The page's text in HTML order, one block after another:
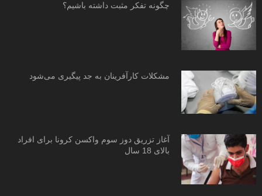
چگونه تفکر مثبت داشته باشیم؟
مشکلات کارآفرینان به جد پیگیری می‌شود
آغاز تزریق دوز سوم واکسن کرونا برای افراد
بالای 18 سال